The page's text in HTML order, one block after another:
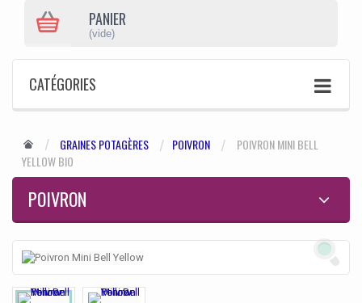
PANIER
(vide)
CATÉGORIES
GRAINES POTAGÈRES POIVRON
POIVRON MINI BELL
YELLOW BIO
POIVRON